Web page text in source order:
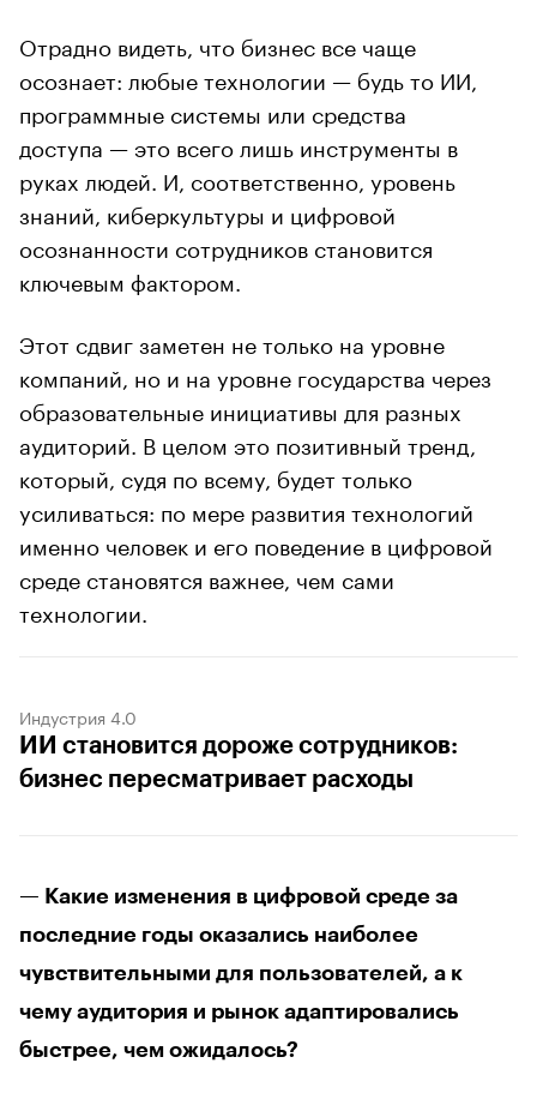
Отрадно видеть, что бизнес все чаще
осознает: любые технологии — будь то ИИ,
программные системы или средства
доступа — это всего лишь инструменты в
руках людей. И, соответственно, уровень
знаний, киберкультуры и цифровой
осознанности сотрудников становится
ключевым фактором.
Этот сдвиг заметен не только на уровне
компаний, но и на уровне государства через
образовательные инициативы для разных
аудиторий. В целом это позитивный тренд,
который, судя по всему, будет только
усиливаться: по мере развития технологий
именно человек и его поведение в цифровой
среде становятся важнее, чем сами
технологии.
Индустрия 4.0
ИИ становится дороже сотрудников:
бизнес пересматривает расходы
— Какие изменения в цифровой среде за
последние годы оказались наиболее
чувствительными для пользователей, а к
чему аудитория и рынок адаптировались
быстрее, чем ожидалось?